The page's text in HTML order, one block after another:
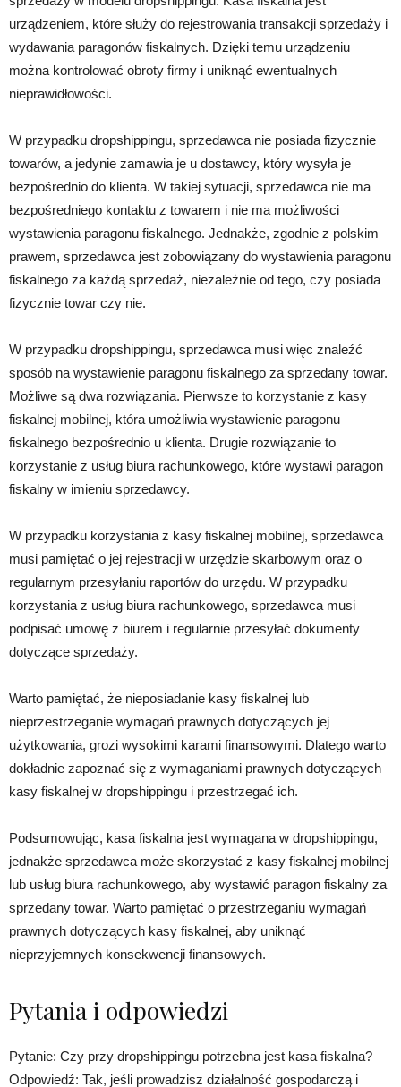
urządzeniem, które służy do rejestrowania transakcji sprzedaży i
wydawania paragonów fiskalnych. Dzięki temu urządzeniu
można kontrolować obroty firmy i uniknąć ewentualnych
nieprawidłowości.
W przypadku dropshippingu, sprzedawca nie posiada fizycznie
towarów, a jedynie zamawia je u dostawcy, który wysyła je
bezpośrednio do klienta. W takiej sytuacji, sprzedawca nie ma
bezpośredniego kontaktu z towarem i nie ma możliwości
wystawienia paragonu fiskalnego. Jednakże, zgodnie z polskim
prawem, sprzedawca jest zobowiązany do wystawienia paragonu
fiskalnego za każdą sprzedaż, niezależnie od tego, czy posiada
fizycznie towar czy nie.
W przypadku dropshippingu, sprzedawca musi więc znaleźć
sposób na wystawienie paragonu fiskalnego za sprzedany towar.
Możliwe są dwa rozwiązania. Pierwsze to korzystanie z kasy
fiskalnej mobilnej, która umożliwia wystawienie paragonu
fiskalnego bezpośrednio u klienta. Drugie rozwiązanie to
korzystanie z usług biura rachunkowego, które wystawi paragon
fiskalny w imieniu sprzedawcy.
W przypadku korzystania z kasy fiskalnej mobilnej, sprzedawca
musi pamiętać o jej rejestracji w urzędzie skarbowym oraz o
regularnym przesyłaniu raportów do urzędu. W przypadku
korzystania z usług biura rachunkowego, sprzedawca musi
podpisać umowę z biurem i regularnie przesyłać dokumenty
dotyczące sprzedaży.
Warto pamiętać, że nieposiadanie kasy fiskalnej lub
nieprzestrzeganie wymagań prawnych dotyczących jej
użytkowania, grozi wysokimi karami finansowymi. Dlatego warto
dokładnie zapoznać się z wymaganiami prawnych dotyczących
kasy fiskalnej w dropshippingu i przestrzegać ich.
Podsumowując, kasa fiskalna jest wymagana w dropshippingu,
jednakże sprzedawca może skorzystać z kasy fiskalnej mobilnej
lub usług biura rachunkowego, aby wystawić paragon fiskalny za
sprzedany towar. Warto pamiętać o przestrzeganiu wymagań
prawnych dotyczących kasy fiskalnej, aby uniknąć
nieprzyjemnych konsekwencji finansowych.
Pytania i odpowiedzi
Pytanie: Czy przy dropshippingu potrzebna jest kasa fiskalna?
Odpowiedź: Tak, jeśli prowadzisz działalność gospodarczą i